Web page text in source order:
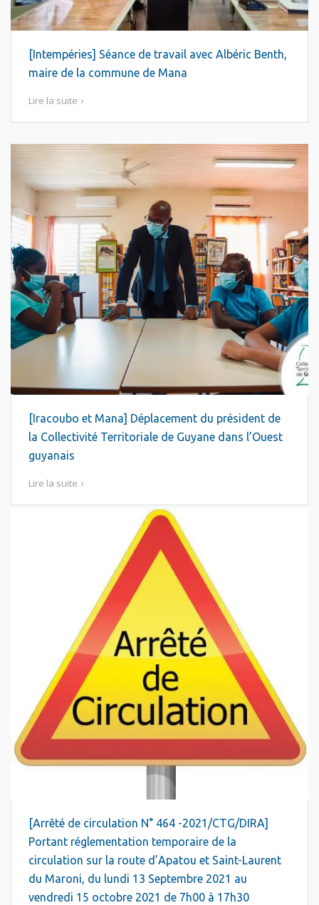
[Intempéries] Séance de travail avec Albéric Benth,
maire de la commune de Mana
Lire la suite
[Iracoubo et Mana] Déplacement du président de
la Collectivité Territoriale de Guyane dans l’Ouest
guyanais
Lire la suite
[Arrêté de circulation N° 464 -2021/CTG/DIRA]
Portant réglementation temporaire de la
circulation sur la route d’Apatou et Saint-Laurent
du Maroni, du lundi 13 Septembre 2021 au
vendredi 15 octobre 2021 de 7h00 à 17h30